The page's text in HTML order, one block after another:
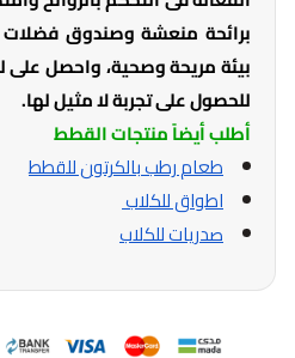
برائحة منعشة وصندوق
بيئة مريحة وصحية، واحصل على
للحصول على تجربة لا مثيل لها.
أطلب أيضاً منتجات القطط
طعام رطب بالكرتون للقطط
اطواق للكلاب
صدريات للكلاب